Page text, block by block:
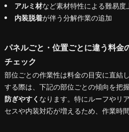
アルミ材など素材特性による難易度
内装脱着が伴う分解作業の追加
パネルごと・位置ごとに違う料金
チェック
部位ごとの作業性は料金の目安に直結
する際は、下記の部位ごとの傾向を把
防ぎやすく なります。特にルーフやリ
セスや内装対応が増えるため、作業時